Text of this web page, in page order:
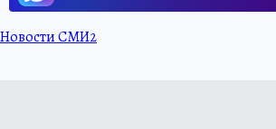
Новости СМИ2